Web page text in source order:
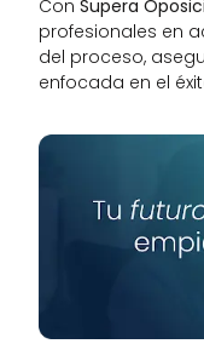
Con Supera
profesionales en
del proceso,
enfocada en el